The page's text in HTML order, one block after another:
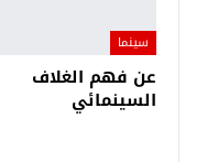
سينما
عن فهم الغلاف
السينمائي